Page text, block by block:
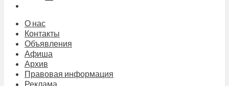
О нас
Контакты
Объявления
Афиша
Архив
Правовая информация
Реклама